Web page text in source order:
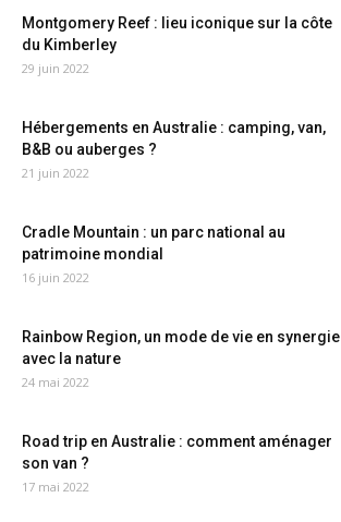
Montgomery Reef : lieu iconique sur la côte
du Kimberley
29 juin 2022
Hébergements en Australie : camping, van,
B&B ou auberges ?
21 juin 2022
Cradle Mountain : un parc national au
patrimoine mondial
16 juin 2022
Rainbow Region, un mode de vie en synergie
avec la nature
24 mai 2022
Road trip en Australie : comment aménager
son van ?
17 mai 2022